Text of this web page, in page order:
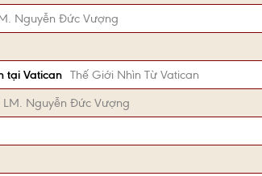
Nguyễn Đức Vượng
tại Vatican Thế Giới Nhìn Từ Vatican
LM. Nguyễn Đức Vượng